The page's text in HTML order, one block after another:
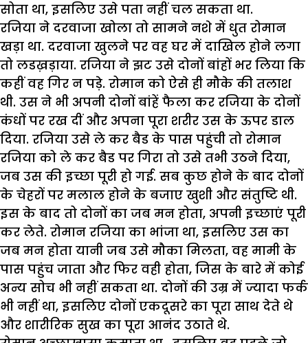
सोता था, इसलिए उसे पता नहीं चल सकता था.
रजिया ने दरवाजा खोला तो सामने नशे में धुत रोमान
खड़ा था. दरवाजा खुलने पर वह घर में दाखिल होने लगा
तो लडख़ड़ाया. रजिया ने झट उसे दोनों बांहों भर लिया कि
कहीं वह गिर न पड़े. रोमान को ऐसे ही मौके की तलाश
थी. उस ने भी अपनी दोनों बांहें फैला कर रजिया के दोनों
कंधों पर रख दीं और अपना पूरा शरीर उस के ऊपर डाल
दिया. रजिया उसे ले कर बैड के पास पहुंची तो रोमान
रजिया को ले कर बैड पर गिरा तो उसे तभी उठने दिया,
जब उस की इच्छा पूरी हो गई. सब कुछ होने के बाद दोनों
के चेहरों पर मलाल होने के बजाए खुशी और संतुष्टि थी.
इस के बाद तो दोनों का जब मन होता, अपनी इच्छाएं पूरी
कर लेते. रोमान रजिया का भांजा था, इसलिए उस का
जब मन होता यानी जब उसे मौका मिलता, वह मामी के
पास पहुंच जाता और फिर वही होता, जिस के बारे में कोई
अन्य सोच भी नहीं सकता था. दोनों की उम्र में ज्यादा फर्क
भी नहीं था, इसलिए दोनों एकदूसरे का पूरा साथ देते थे
और शारीरिक सुख का पूरा आनंद उठाते थे.